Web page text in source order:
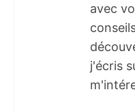
avec
j'écris